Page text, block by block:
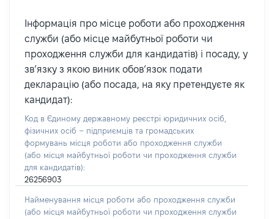
Інформація про місце роботи або проходження
служби (або місце майбутньої роботи чи
проходження служби для кандидатів) і посаду, у
зв’язку з якою виник обов’язок подати
декларацію (або посада, на яку претендуєте як
кандидат):
Код в Єдиному державному реєстрі юридичних осіб,
фізичних осіб – підприємців та громадських
формувань місця роботи або проходження служби
(або місця майбутньої роботи чи проходження служби
для кандидатів):
26256903
Найменування місця роботи або проходження служби
(або місця майбутньої роботи чи проходження служби